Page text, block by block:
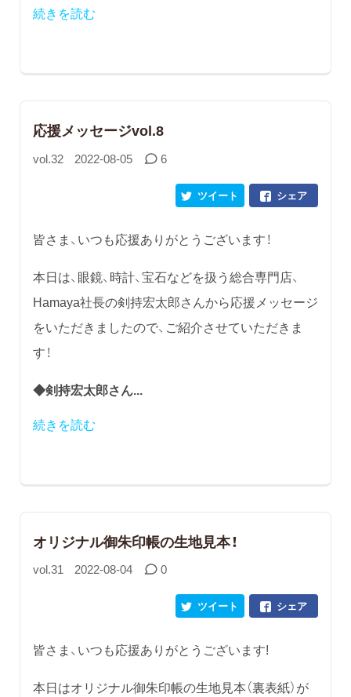
続きを読む
応援メッセージvol.8
vol.32 2022-08-05 6
シェア
ツイート
皆さま、いつも応援ありがとうございます！
本日は、眼鏡、時計、宝石などを扱う総合専門店、
Hamaya社長の剣持宏太郎さんから応援メッセージ
をいただきましたので、ご紹介させていただきま
す！
◆剣持宏太郎さん...
続きを読む
オリジナル御朱印帳の生地見本！
vol.31 2022-08-04 0
シェア
ツイート
皆さま、いつも応援ありがとうございます!
本日はオリジナル御朱印帳の生地見本（裏表紙）が